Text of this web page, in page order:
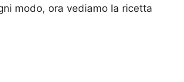
modo, ora vediamo la ricetta